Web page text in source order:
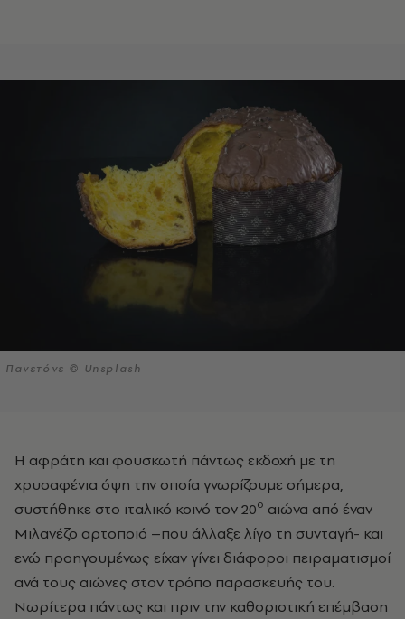
Πανετόνε © Unsplash
Η αφράτη και φουσκωτή πάντως εκδοχή με τη
χρυσαφένια όψη την οποία γνωρίζουμε σήμερα,
συστήθηκε στο ιταλικό κοινό τον 20ο αιώνα από έναν
Μιλανέζο αρτοποιό –που άλλαξε λίγο τη συνταγή- και
ενώ προηγουμένως είχαν γίνει διάφοροι πειραματισμοί
ανά τους αιώνες στον τρόπο παρασκευής του.
Νωρίτερα πάντως και πριν την καθοριστική επέμβαση